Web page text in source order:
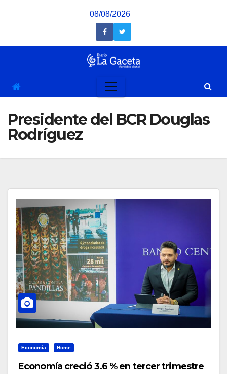
08/08/2026
Presidente del BCR Douglas
Rodríguez
Economía Home
Economía creció 3.6 % en tercer trimestre